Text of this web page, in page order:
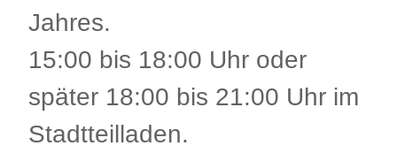
Jahres.
15:00 bis 18:00 Uhr oder
später 18:00 bis 21:00 Uhr im
Stadtteilladen.